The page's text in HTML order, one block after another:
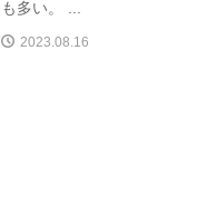
も多い。 ...
2023.08.16